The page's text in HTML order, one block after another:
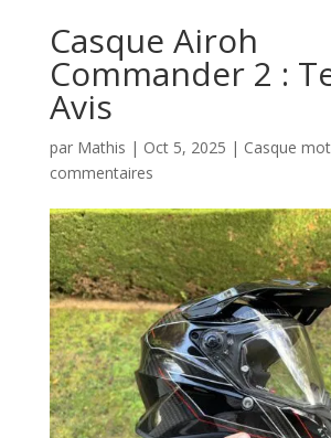
Casque Airoh
Commander 2 :
Avis
par Mathis | Oct 5, 2025 | Casque
commentaires